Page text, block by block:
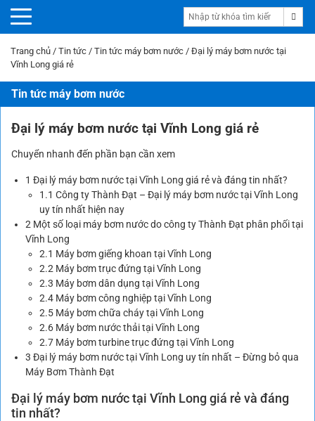
Trang chủ / Tin tức / Tin tức máy bơm nước / Đại lý máy bơm nước tại
Vĩnh Long giá rẻ
Tin tức máy bơm nước
Đại lý máy bơm nước tại Vĩnh Long giá rẻ
Chuyển nhanh đến phần bạn cần xem
1 Đại lý máy bơm nước tại Vĩnh Long giá rẻ và đáng tin nhất?
1.1 Công ty Thành Đạt – Đại lý máy bơm nước tại Vĩnh Long
uy tín nhất hiện nay
2 Một số loại máy bơm nước do công ty Thành Đạt phân phối tại
Vĩnh Long
2.1 Máy bơm giếng khoan tại Vĩnh Long
2.2 Máy bơm trục đứng tại Vĩnh Long
2.3 Máy bơm dân dụng tại Vĩnh Long
2.4 Máy bơm công nghiệp tại Vĩnh Long
2.5 Máy bơm chữa cháy tại Vĩnh Long
2.6 Máy bơm nước thải tại Vĩnh Long
2.7 Máy bơm turbine trục đứng tại Vĩnh Long
3 Đại lý máy bơm nước tại Vĩnh Long uy tín nhất – Đừng bỏ qua
Máy Bơm Thành Đạt
Đại lý máy bơm nước tại Vĩnh Long giá rẻ và đáng
tin nhất?